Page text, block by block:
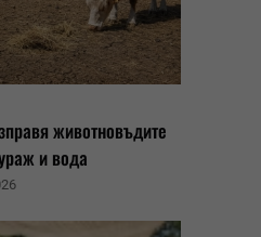
животновъдите
и вода